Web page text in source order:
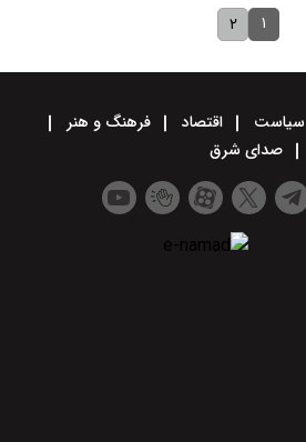
۱ ۲
سیاست اقتصاد
فرهنگ و هنر
صدای شرق